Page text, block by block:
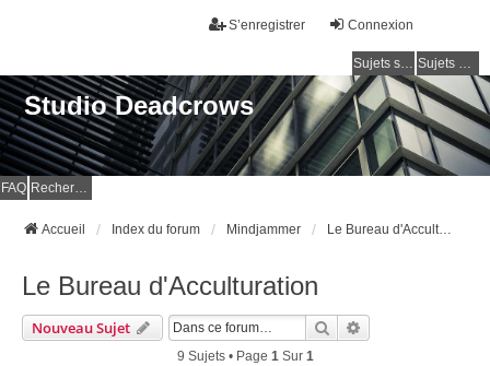
Connexion
S’enregistrer
Sujets sans réponse Sujets actifs
Studio Deadcrows
FAQ Rechercher
Accueil Index du forum Mindjammer Le Bureau d'Acculturation
Le Bureau d'Acculturation
Nouveau Sujet Rechercher
9 Sujets • Page 1Sur 1